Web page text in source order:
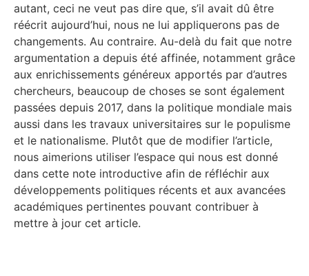
autant, ceci ne veut pas dire que, s’il avait dû être
réécrit aujourd’hui, nous ne lui appliquerons pas de
changements. Au contraire. Au-delà du fait que notre
argumentation a depuis été affinée, notamment grâce
aux enrichissements généreux apportés par d’autres
chercheurs, beaucoup de choses se sont également
passées depuis 2017, dans la politique mondiale mais
aussi dans les travaux universitaires sur le populisme
et le nationalisme. Plutôt que de modifier l’article,
nous aimerions utiliser l’espace qui nous est donné
dans cette note introductive afin de réfléchir aux
développements politiques récents et aux avancées
académiques pertinentes pouvant contribuer à
mettre à jour cet article.